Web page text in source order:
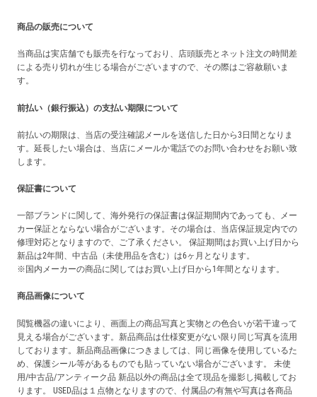
商品の販売について
当商品は実店舗でも販売を行なっており、店頭販売とネット注文の時間差
による売り切れが生じる場合がございますので、その際はご容赦願いま
す。
前払い（銀行振込）の支払い期限について
前払いの期限は、当店の受注確認メールを送信した日から3日間となりま
す。延長したい場合は、当店にメールか電話でのお問い合わせをお願い致
します。
保証書について
一部ブランドに関して、海外発行の保証書は保証期間内であっても、メー
カー保証とならない場合がございます。その場合は、当店保証規定内での
修理対応となりますので、ご了承ください。 保証期間はお買い上げ日から
新品は2年間、中古品（未使用品を含む）は6ヶ月となります。
※国内メーカーの商品に関してはお買い上げ日から1年間となります。
商品画像について
閲覧機器の違いにより、画面上の商品写真と実物との色合いが若干違って
見える場合がございます。新品商品は仕様変更がない限り同じ写真を流用
しております。新品商品画像につきましては、同じ画像を使用しているた
め、保護シール等があるものでも貼っていない場合がございます。 未使
用/中古品/アンティーク品 新品以外の商品は全て現品を撮影し掲載してお
ります。 USED品は１点物となりますので、付属品の有無や写真は各商品